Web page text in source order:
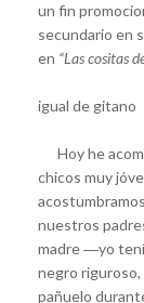
un fin
secundario en
en “Las cositas
igual de
Cuando
Hoy he
chicos muy
nuestros
madre ―yo
negro riguroso,
pañuelo